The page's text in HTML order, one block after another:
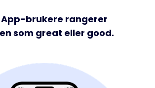
App-brukere rangerer
som great eller good.